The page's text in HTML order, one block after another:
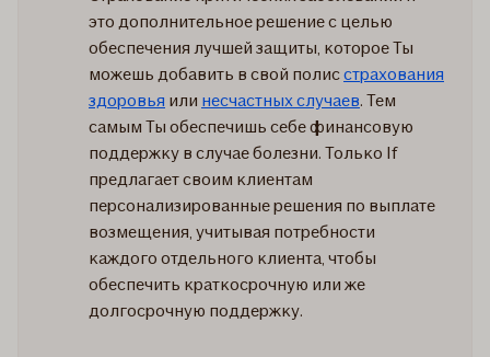
это дополнительное решение с целью
обеспечения лучшей защиты, которое Ты
можешь добавить в свой полисстрахования
здоровья или несчастных случаев. Тем
самым Ты обеспечишь себе финансовую
поддержку в случае болезни. Только If
предлагает своим клиентам
персонализированные решения по выплате
возмещения, учитывая потребности
каждого отдельного клиента, чтобы
обеспечить краткосрочную или же
долгосрочную поддержку.